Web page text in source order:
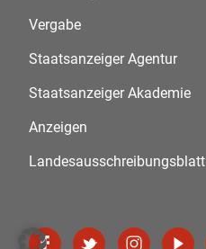
Vergabe
Staatsanzeiger Agentur
Staatsanzeiger Akademie
Anzeigen
Landesausschreibungsblatt